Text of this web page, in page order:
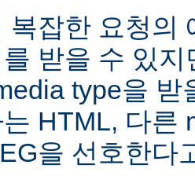
복잡한 요청의
받을 수 있
type을
HTML, 다른
을 선호한다